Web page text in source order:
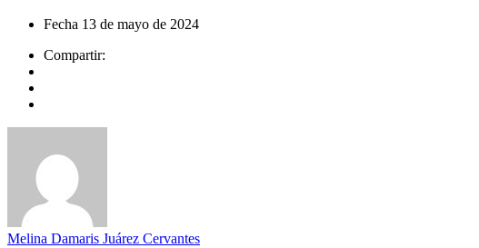
Fecha 13 de mayo de 2024
Compartir:
Melina Damaris Juárez Cervantes